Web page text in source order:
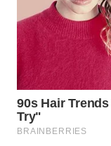
WAHANANEWS
CO ID
WAHANANEWS
NET
WAHANA
SPORT